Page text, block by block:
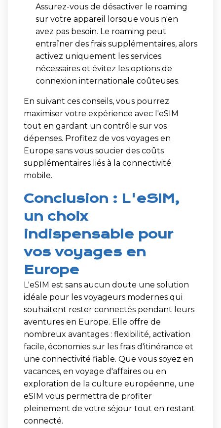
Assurez-vous de désactiver le roaming
sur votre appareil lorsque vous n'en
avez pas besoin. Le roaming peut
entraîner des frais supplémentaires, alors
activez uniquement les services
nécessaires et évitez les options de
connexion internationale coûteuses.
En suivant ces conseils, vous pourrez
maximiser votre expérience avec l'eSIM
tout en gardant un contrôle sur vos
dépenses. Profitez de vos voyages en
Europe sans vous soucier des coûts
supplémentaires liés à la connectivité
mobile.
Conclusion : L'eSIM,
un choix
indispensable pour
vos voyages en
Europe
L'eSIM est sans aucun doute une solution
idéale pour les voyageurs modernes qui
souhaitent rester connectés pendant leurs
aventures en Europe. Elle offre de
nombreux avantages : flexibilité, activation
facile, économies sur les frais d'itinérance et
une connectivité fiable. Que vous soyez en
vacances, en voyage d'affaires ou en
exploration de la culture européenne, une
eSIM vous permettra de profiter
pleinement de votre séjour tout en restant
connecté.